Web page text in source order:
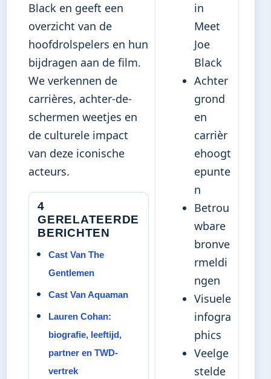
Black en geeft een
overzicht van de
hoofdrolspelers en hun
bijdragen aan de film.
We verkennen de
carrières, achter-de-
schermen weetjes en
de culturele impact
van deze iconische
acteurs.
4
GERELATEERDE
BERICHTEN
Cast Van The
Gentlemen
Cast Van Aquaman
Lauren Cohan:
biografie, leeftijd,
partner en TWD-
vertrek
in
Meet
Joe
Black
Achter
grond
en
carrièr
ehoogt
epunte
n
Betrou
wbare
bronve
rmeldi
ngen
Visuele
infogra
phics
Veelge
stelde